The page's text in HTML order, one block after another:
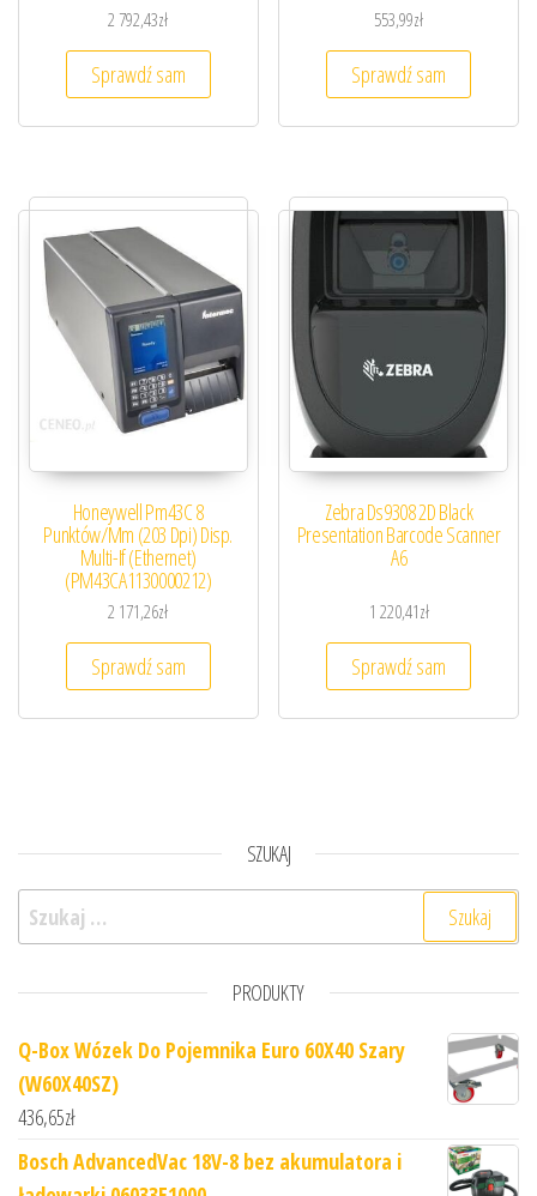
2 792,43zł
Sprawdź sam
553,99zł
Sprawdź sam
Honeywell Pm43C 8
Punktów/Mm (203 Dpi) Disp.
Multi-If (Ethernet)
(PM43CA1130000212)
2 171,26zł
Sprawdź sam
Zebra Ds9308 2D Black
Presentation Barcode Scanner
A6
1 220,41zł
Sprawdź sam
SZUKAJ
Szukaj:
PRODUKTY
Q-Box Wózek Do Pojemnika Euro 60X40 Szary
(W60X40SZ)
436,65zł
Bosch AdvancedVac 18V-8 bez akumulatora i